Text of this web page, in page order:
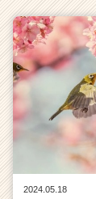
2024.05.18